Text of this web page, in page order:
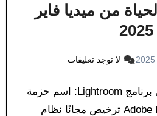
من ميديا فاير
2025
لا توجد تعليقات
معلومات عامة تحميل برنامج Lightroom: اسم حزمة
العرض Adobe Lightroom ترخيص مجانًا نظام